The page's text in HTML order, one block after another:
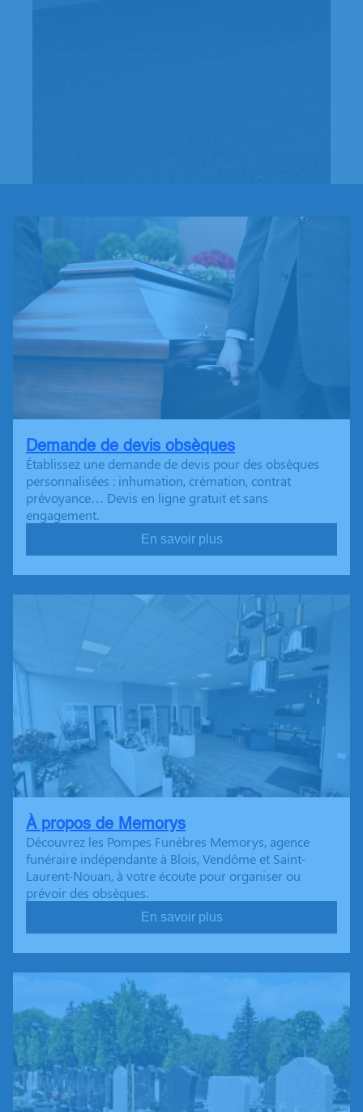
Demande de devis obsèques
Établissez une demande de devis pour des obsèques
personnalisées : inhumation, crémation, contrat
prévoyance… Devis en ligne gratuit et sans
engagement.
En savoir plus
À propos de Memorys
Découvrez les Pompes Funèbres Memorys, agence
funéraire indépendante à Blois, Vendôme et Saint-
Laurent-Nouan, à votre écoute pour organiser ou
prévoir des obsèques.
En savoir plus